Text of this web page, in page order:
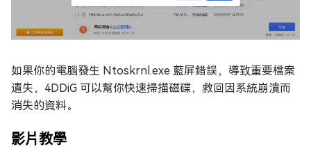
如果你的電腦發生 Ntoskrnl.exe 藍屏錯誤，導致重要檔案
遺失，4DDiG 可以幫你快速掃描磁碟，救回因系統崩潰而
消失的資料。
影片教學